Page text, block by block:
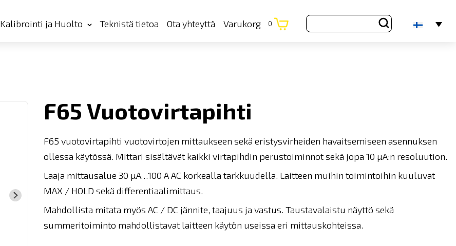
Kalibrointi ja Huolto Teknistä tietoa Ota yhteyttä Varukorg 0
F65 Vuotovirtapihti
F65 vuotovirtapihti vuotovirtojen mittaukseen sekä eristysvirheiden havaitsemiseen asennuksen
ollessa käytössä. Mittari sisältävät kaikki virtapihdin perustoiminnot sekä jopa 10 µA:n resoluution.
Laaja mittausalue 30 µA…100 A AC korkealla tarkkuudella. Laitteen muihin toimintoihin kuuluvat
MAX / HOLD sekä differentiaalimittaus.
Mahdollista mitata myös AC / DC jännite, taajuus ja vastus. Taustavalaistu näyttö sekä
summeritoiminto mahdollistavat laitteen käytön useissa eri mittauskohteissa.